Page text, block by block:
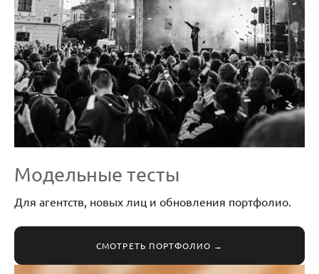
Модельные тесты
Для агентств, новых лиц и обновления портфолио.
СМОТРЕТЬ ПОРТФОЛИО →